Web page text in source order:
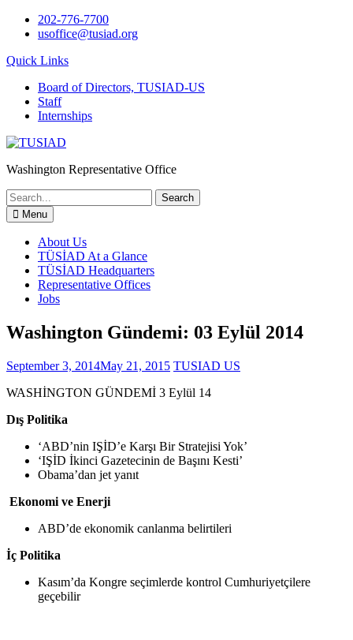
Skip
202-776-7700
usoffice@tusiad.org
Quick Links
Board of Directors, TUSIAD-US
Staff
Internships
Washington Representative Office
Search
for:Menu
About Us
TÜSİAD At a Glance
TÜSİAD Headquarters
Representative Offices
Jobs
Washington Gündemi: 03 Eylül 2014
September 3, 2014May 21, 2015 TUSIAD US
WASHİNGTON GÜNDEMİ 3 Eylül 14
Dış Politika
‘ABD’nin IŞİD’e Karşı Bir Stratejisi Yok’
‘IŞİD İkinci Gazetecinin de Başını Kesti’
Obama’dan jet yanıt
Ekonomi ve Enerji
ABD’de ekonomik canlanma belirtileri
İç Politika
Kasım’da Kongre seçimlerde kontrol Cumhuriyetçilere
geçebilir